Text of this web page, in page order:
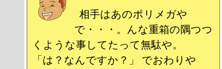
相手はあのポリメガや
で・・・。んな重箱の隅つつ
くような事してたって無駄や。
「は？なんですか？」 でおわりや